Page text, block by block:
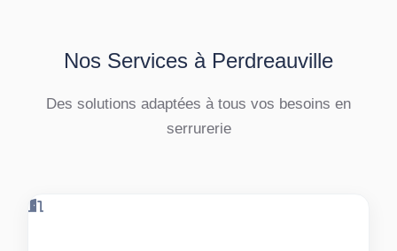
Nos Services à Perdreauville
Des solutions adaptées à tous vos besoins en
serrurerie